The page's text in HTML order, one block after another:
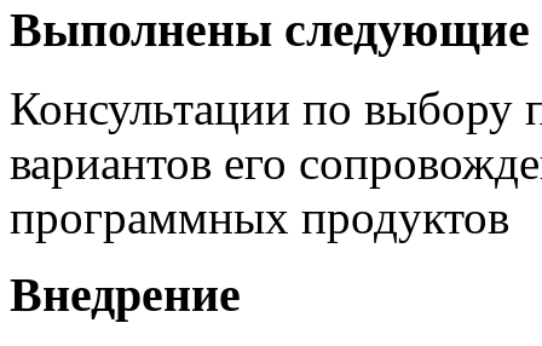
Выполнены следующие
Консультации по выбору
вариантов его
программных продуктов
Внедрение